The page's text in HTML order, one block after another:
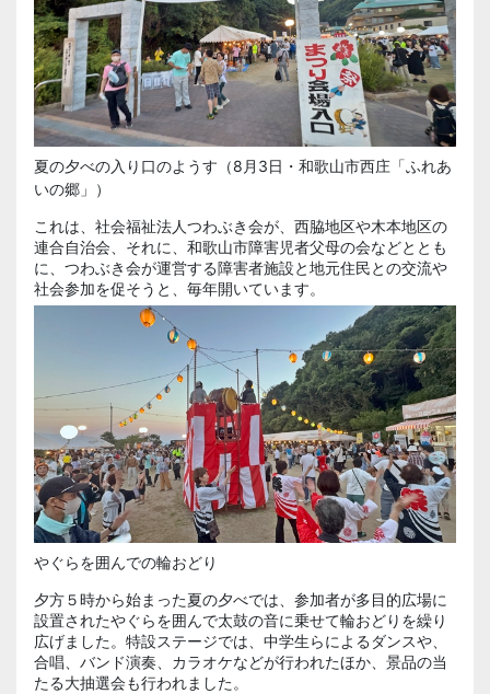
夏の夕べの入り口のようす（8月3日・和歌山市西庄「ふれあ
いの郷」）
これは、社会福祉法人つわぶき会が、 西脇地区や木本地区の
連合自治会、それに、和歌山市障害児者父母の会などととも
に、つわぶき会が運営する障害者施設と地元住民との交流や
社会参加を促そうと、毎年開いています。
やぐらを囲んでの輪おどり
夕方５時から始まった夏の夕べでは、参加者が多目的広場に
設置されたやぐらを囲んで太鼓の音に乗せて輪おどりを繰り
広げました。特設ステージでは、中学生らによるダンスや、
合唱、バンド演奏、カラオケなどが行われたほか、景品の当
たる大抽選会も行われました。